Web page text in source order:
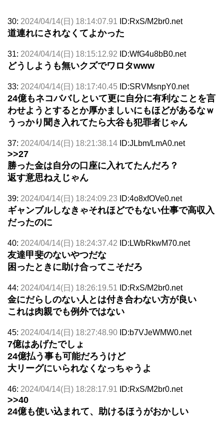
30: 2024/04/14(日) 18:14:07.91 ID:RxS/M2br0.net
道連れにされなくてよかった
31: 2024/04/14(日) 18:15:12.92 ID:WfG4u8bB0.net
どうしようも無いクズでワロタwww
33: 2024/04/14(日) 18:17:40.45 ID:SRVMsnpY0.net
24億もネコババしといて更に自分に有利なことを言
わせようとするとか厚かましいにもほどがあるなｗ
うっかり聞き入れてたら大谷も犯罪者じゃん
37: 2024/04/14(日) 18:21:38.14 ID:JLbm/LmA0.net
>>27
勝った金は自分の口座に入れてたんだろ？
返す意思ねえじゃん
39: 2024/04/14(日) 18:24:09.23 ID:4o8xfOVe0.net
ギャンブルしなきゃそれほどでもない仕事で高収入
だったのに
40: 2024/04/14(日) 18:24:37.42 ID:LWbRkwM70.net
友達甲斐のないやつだな
困ったときに助け合ってこそだろ
44: 2024/04/14(日) 18:26:19.51 ID:RxS/M2br0.net
金にだらしのない人とは付き合わない方が良い
これは肉親でも例外ではない
45: 2024/04/14(日) 18:27:48.90 ID:b7VJeWMW0.net
7億はあげたでしょ
24億払う事も可能だろうけど
大リーグにいられなくなっちゃうよ
46: 2024/04/14(日) 18:28:17.91 ID:RxS/M2br0.net
>>40
24億も使い込まれて、助けるほうがおかしい